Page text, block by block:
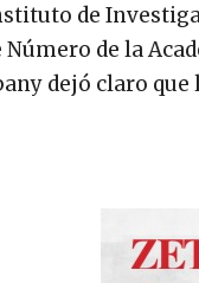
de
de la
dejó claro